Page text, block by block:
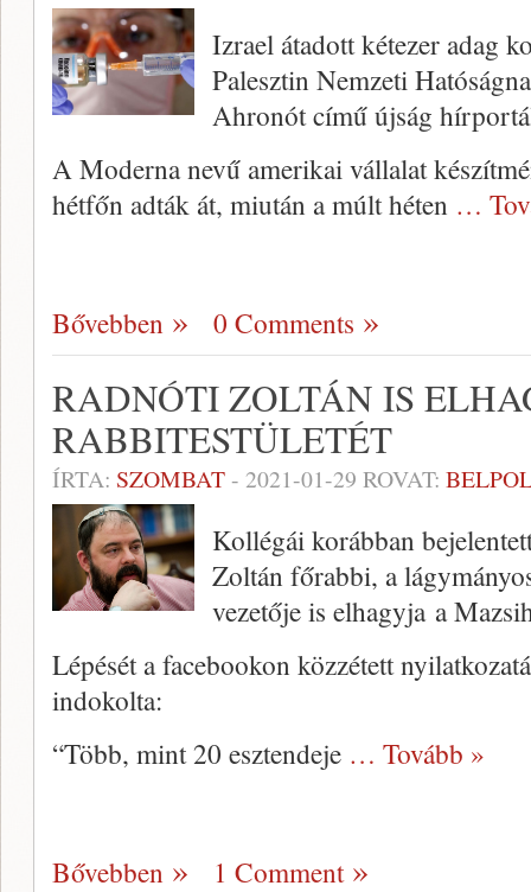
Izrael átadott kétezer adag
Palesztin Nemzeti
Ahronót című újság
A Moderna nevű amerikai vállalat
hétfőn adták át, miután a múlt héten …
Bővebben 0 Comments
RADNÓTI ZOLTÁN IS
RABBITESTÜLETÉT
ÍRTA: SZOMBAT- 2021-01-29 ROVAT:
Kollégái korábban
Zoltán főrabbi, a
vezetője is elhagyja a
Lépését a facebookon közzétett
indokolta:
“Több, mint 20 esztendeje … Tovább »
Bővebben 1 Comment